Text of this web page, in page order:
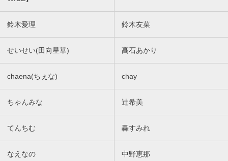
鈴木愛理 鈴木友菜
せいせい(田向星華) 髙石あかり
chaena(ちぇな) chay
ちゃんみな 辻希美
てんちむ 轟すみれ
なえなの 中野恵那